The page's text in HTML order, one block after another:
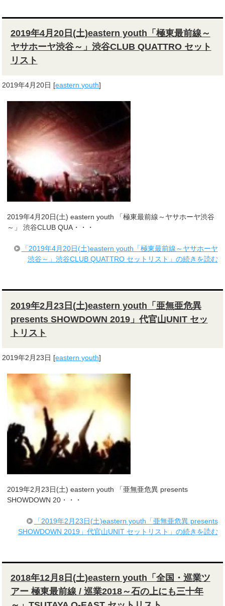
2019年4月20日(土)eastern youth「極東最前線～
ヤサホーヤ渋谷～」渋谷CLUB QUATTRO セット
リスト
2019年4月20日 [eastern youth]
2019年4月20日(土) eastern youth 「極東最前線～ヤサホーヤ渋谷
～」 渋谷CLUB QUA・・・
「2019年4月20日(土)eastern youth「極東最前線～ヤサホーヤ
渋谷～」渋谷CLUB QUATTRO セットリスト」の続きを読む
2019年2月23日(土)eastern youth「亜無亜危異
presents SHOWDOWN 2019」代官山UNIT セッ
トリスト
2019年2月23日 [eastern youth]
2019年2月23日(土) eastern youth 「亜無亜危異 presents
SHOWDOWN 20・・・
「2019年2月23日(土)eastern youth「亜無亜危異 presents
SHOWDOWN 2019」代官山UNIT セットリスト」の続きを読む
2018年12月8日(土)eastern youth「全国・巡業ツ
アー 極東最前線 / 巡業2018～石の上にも三十年